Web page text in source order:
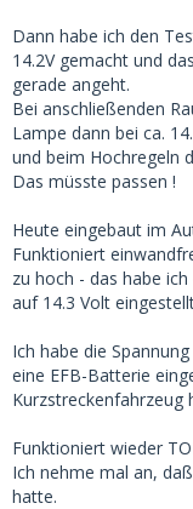
Dann habe ich den
14.2V gemacht und
gerade angeht.
Bei anschließenden
Lampe dann bei ca.
und beim Hochregeln
Das müsste passen !
Heute eingebaut im
Funktioniert
zu hoch - das habe
auf 14.3 Volt
Ich habe die
eine EFB-Batterie
Kurzstreckenfahrzeug
Funktioniert wieder
Ich nehme mal an,
hatte.